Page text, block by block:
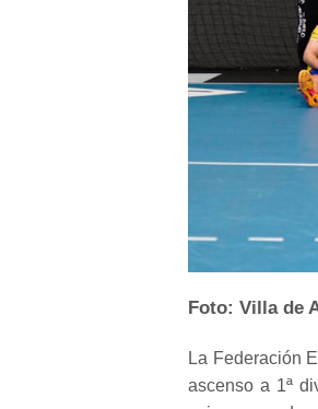
Foto: Villa de
La Federación
ascenso a 1ª